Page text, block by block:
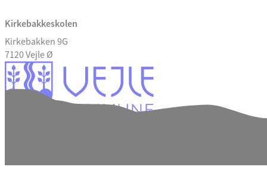
Kirkebakkeskolen
Kirkebakken 9G
7120 Vejle Ø